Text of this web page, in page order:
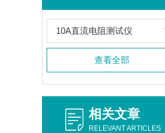
10A直流电阻测试仪
查看全部
相关文章
RELEVANT ARTICLES